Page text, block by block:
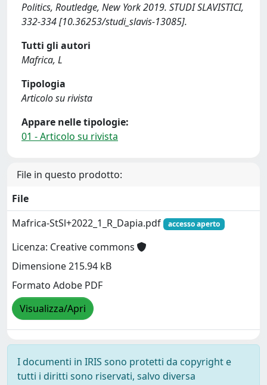
Politics, Routledge, New York 2019. STUDI SLAVISTICI,
332-334 [10.36253/studi_slavis-13085].
Tutti gli autori
Mafrica, L
Tipologia
Articolo su rivista
Appare nelle tipologie:
01 - Articolo su rivista
File in questo prodotto:
File
Mafrica-StSl+2022_1_R_Dapia.pdf
accesso aperto
Licenza: Creative commons
Dimensione 215.94 kB
Formato Adobe PDF
Visualizza/Apri
I documenti in IRIS sono protetti da copyright e
tutti i diritti sono riservati, salvo diversa